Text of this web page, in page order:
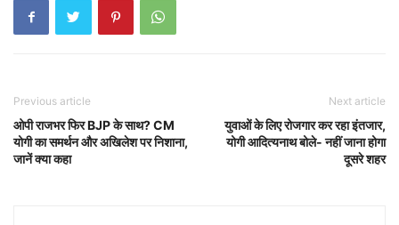
Previous article
ओपी राजभर फिर BJP के साथ? CM
योगी का समर्थन और अखिलेश पर निशाना,
जानें क्या कहा
Next article
युवाओं के लिए रोजगार कर रहा इंतजार,
योगी आदित्यनाथ बोले- नहीं जाना होगा
दूसरे शहर